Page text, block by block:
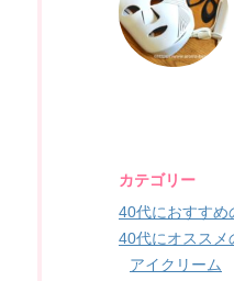
カテゴリー
40代におすすめ
40代にオススメ
アイクリーム